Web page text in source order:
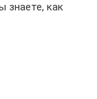
знаете, как